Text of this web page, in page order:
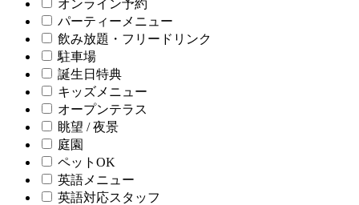
オンライン予約
パーティーメニュー
飲み放題・フリードリンク
駐車場
誕生日特典
キッズメニュー
オープンテラス
眺望 / 夜景
庭園
ペットOK
英語メニュー
英語対応スタッフ